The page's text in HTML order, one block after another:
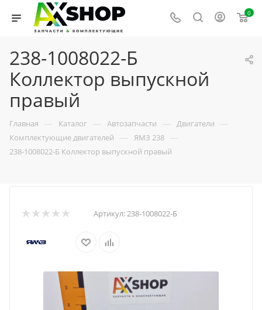
0
238-1008022-Б
Коллектор выпускной
правый
Главная — Каталог — Автозапчасти — Двигатели —
Комплектующие двигателей — ЯМЗ 238 —
238-1008022-Б Коллектор выпускной правый
Артикул:238-1008022-Б